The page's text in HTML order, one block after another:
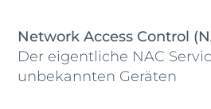
Network Access Control
Der eigentliche NAC
unbekannten Geräten